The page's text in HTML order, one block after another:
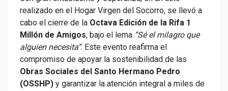
realizado en el Hogar Virgen del Socorro, se llevó a
cabo el cierre de la Octava Edición de la Rifa 1
Millón de Amigos, bajo el lema “Sé el milagro que
alguien necesita”. Este evento reafirma el
compromiso de apoyar la sostenibilidad de las
Obras Sociales del Santo Hermano Pedro
(OSSHP) y garantizar la atención integral a miles de